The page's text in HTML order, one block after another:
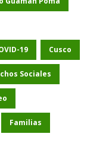
19 Cusco
Sociales
Familias